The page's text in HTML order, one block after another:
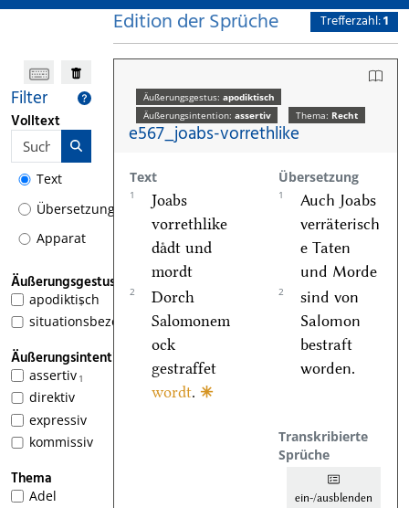
Filter
Volltext
Text
Übersetzung
Apparat
Äußerungsgestus
1
apodiktisch
situationsbezogen
Äußerungsintention
1
assertiv
direktiv
expressiv
kommissiv
Thema
Adel
Edition der Sprüche Trefferzahl:1
Äußerungsgestus: apodiktisch
Äußerungsintention: assertiv Thema: Recht
e567_joabs-vorrethlike
Text Übersetzung
1
Joabs
vorrethlike
daͤdt und
mordt
1
Auch Joabs
verräterisch
e Taten
und Morde
2
Dorch
Salomonem
ock
gestraffet
wordt. 🞼
2
sind von
Salomon
bestraft
worden.
Transkribierte
Sprüche
ein-/ausblenden